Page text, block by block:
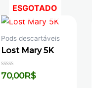
ESGOTADO
Pods descartáveis
Lost Mary 5K
Avaliação
0
70,00R$